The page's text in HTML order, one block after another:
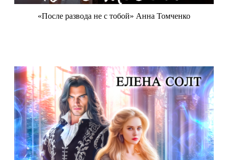
«После развода не с тобой» Анна Томченко